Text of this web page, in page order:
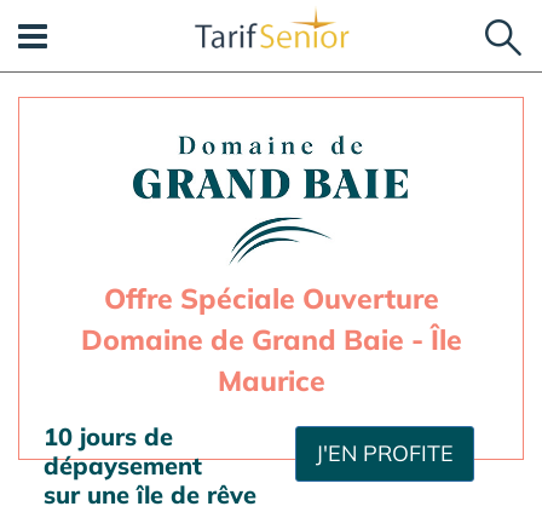
Offre Spéciale Ouverture
Domaine de Grand Baie - Île
Maurice
J'EN PROFITE
10 jours de
dépaysement
sur une île de rêve